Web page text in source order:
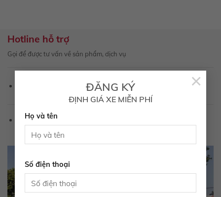
ĐĂNG KÝ
ĐỊNH GIÁ XE MIỄN PHÍ
Họ và tên
Số điện thoại
×
Hotline hỗ trợ
Gọi để được tư vấn về sản phẩm, dịch vụ
Hotline Kinh doanh: 1800 6565
Email:hotro@toyotatayninh.com.vn